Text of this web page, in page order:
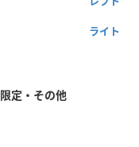
ライト
定・その他